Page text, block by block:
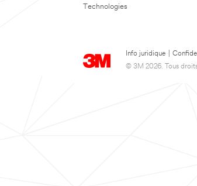
Technologies
Info juridique
© 3M 2026. Tous